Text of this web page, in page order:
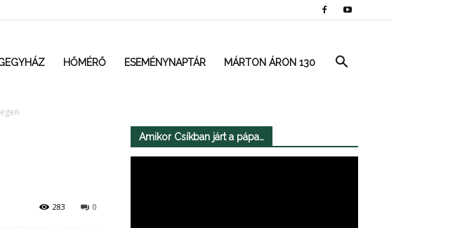
HŐMÉRŐ ESEMÉNYNAPTÁR MÁRTON ÁRON 130
0
283
Amikor Csíkban járt a pápa…